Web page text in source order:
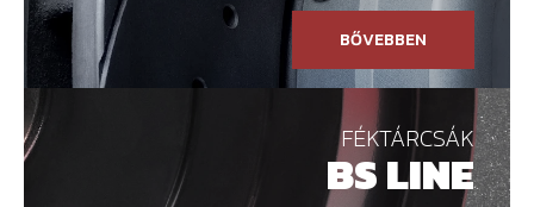
BŐVEBBEN
FÉKTÁRCSÁK
BS LINE